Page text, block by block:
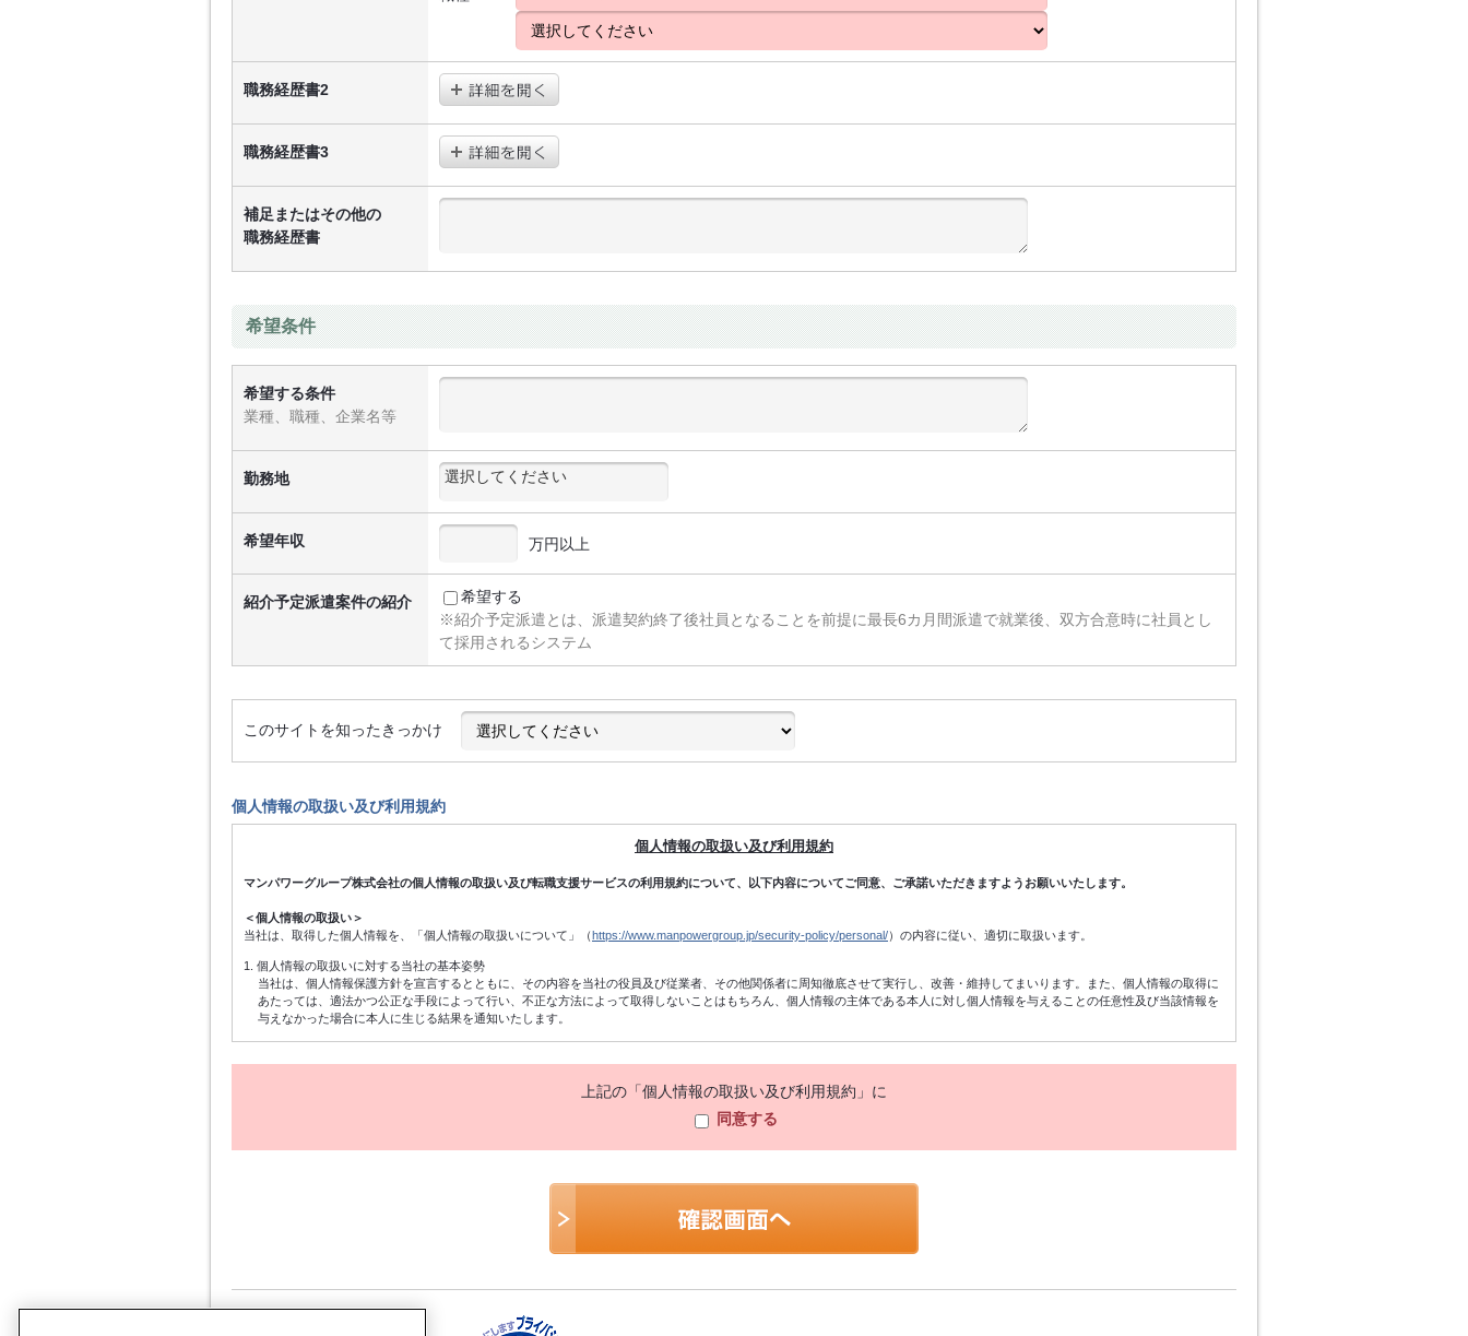
職務経歴書2
職務経歴書3
補足またはその他の
職務経歴書
希望条件
希望する条件
業種、職種、企業名等
勤務地
希望年収 万円以上
紹介予定派遣案件の紹介
希望する
※紹介予定派遣とは、派遣契約終了後社員となることを前提に最長6カ月間派遣で就業後、双方合意時に社員とし
て採用されるシステム
このサイトを知ったきっかけ
個人情報の取扱い及び利用規約
個人情報の取扱い及び利用規約
マンパワーグループ株式会社の個人情報の取扱い及び転職支援サービスの利用規約について、以下内容についてご同意、ご承諾いただきますようお願いいたします。
＜個人情報の取扱い＞
当社は、取得した個人情報を、「個人情報の取扱いについて」（https://www.manpowergroup.jp/security-policy/personal/）の内容に従い、適切に取扱います。
1. 個人情報の取扱いに対する当社の基本姿勢
当社は、個人情報保護方針を宣言するとともに、その内容を当社の役員及び従業者、その他関係者に周知徹底させて実行し、改善・維持してまいります。また、個人情報の取得に
あたっては、適法かつ公正な手段によって行い、不正な方法によって取得しないことはもちろん、個人情報の主体である本人に対し個人情報を与えることの任意性及び当該情報を
与えなかった場合に本人に生じる結果を通知いたします。
個人情報は、登録手続きのための連絡・受付、職業紹介関係業務の遂行、当社のサービスに関する情報・キャンペーン・セミナー・イベントの案内、当社のサービスを向上させる
ための各種アンケートの依頼、当社に対する質問・相談等の返信、統計データの作成、及びこれらに準ずる業務の遂行のために利用します。
個人情報は、前項記載の目的にのみ利用し、当社の個人情報保護方針（他当社規程及び関連する法令等を含む）に準拠し、不正アクセス・紛失・破壊・改ざん・漏洩等がないよう
に適切に取扱います。
6. 個人情報の委託
当社で定める個人情報保護の基準を満たした企業に、2の利用目的の範囲内において個人情報を委託する場合があります。
上記の「個人情報の取扱い及び利用規約」に
同意する